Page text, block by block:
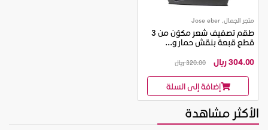
متجر الجمال, Jose eber
طقم تصفيف شعر مكوّن من 3
قطع قبعة بنقش حمار و...
304.00 ريال
320.00 ريال
إضافة إلى السلة
الأكثر مشاهدة